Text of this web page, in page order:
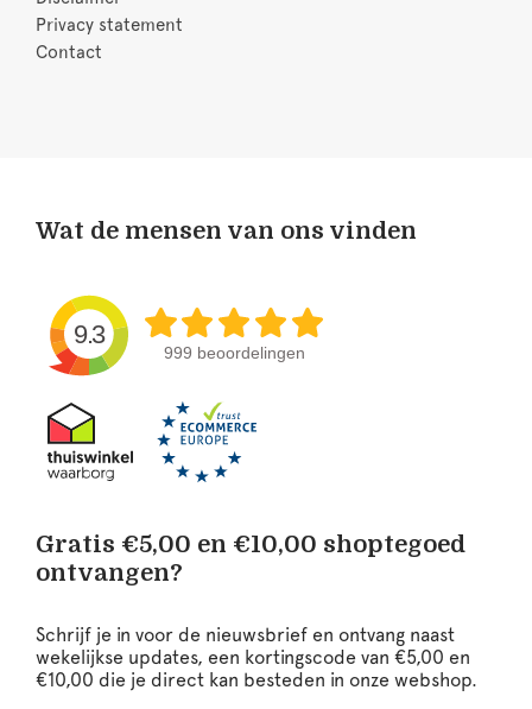
Privacy statement
Contact
Wat de mensen van ons vinden
9.3
999 beoordelingen
Gratis €5,00 en €10,00 shoptegoed
ontvangen?
Schrijf je in voor de nieuwsbrief en ontvang naast
wekelijkse updates, een kortingscode van €5,00 en
€10,00 die je direct kan besteden in onze webshop.